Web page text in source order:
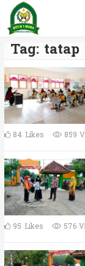
Tag:
84 Likes 859
95 Likes 576